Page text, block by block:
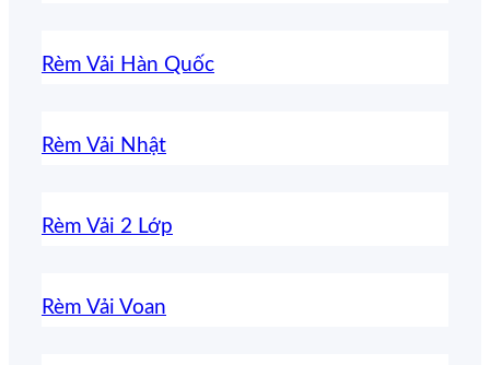
Rèm Vải Hàn Quốc
Rèm Vải Nhật
Rèm Vải 2 Lớp
Rèm Vải Voan